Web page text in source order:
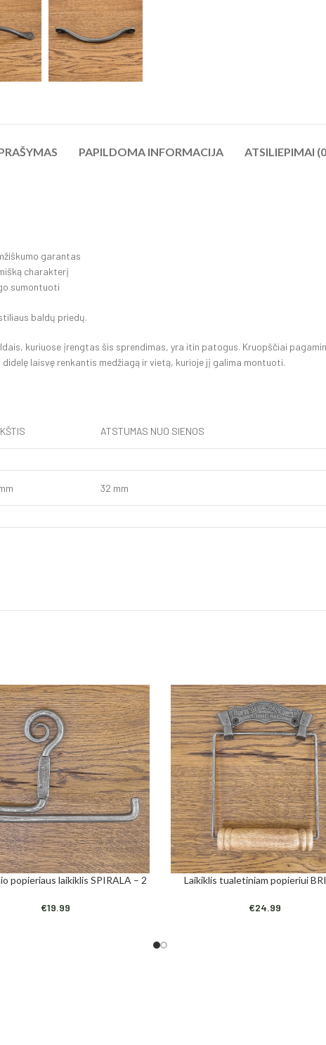
PAPILDOMA INFORMACIJA ATSILIEPIMAI
garantas
charakterį
sumontuoti
baldų priedų.
kuriuose įrengtas šis sprendimas, yra itin patogus. Kruopščiai
laisvę renkantis medžiagą ir vietą, kurioje jį galima montuoti.
ATSTUMAS NUO SIENOS
32 mm
popieriaus laikiklis SPIRALA – 2
€19.99
Į KREPŠELĮ
Laikiklis tualetiniam popieriui
€24.99